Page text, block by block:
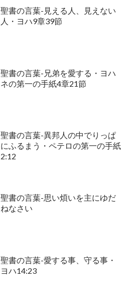
聖書の言葉-見える人、見えない
人・ヨハ9章39節
聖書の言葉-兄弟を愛する・ヨハ
ネの第一の手紙4章21節
聖書の言葉-異邦人の中でりっぱ
にふるまう・ペテロの第一の手紙
2:12
聖書の言葉-思い煩いを主にゆだ
ねなさい
聖書の言葉-愛する事、守る事・
ヨハ14:23